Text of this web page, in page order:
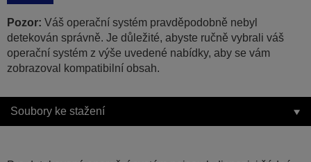
Pozor: Váš operační systém pravděpodobně nebyl
detekován správně. Je důležité, abyste ručně vybrali váš
operační systém z výše uvedené nabídky, aby se vám
zobrazoval kompatibilní obsah.
Soubory ke stažení